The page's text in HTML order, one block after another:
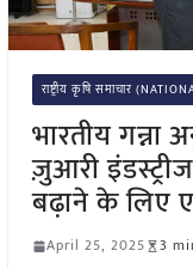
राष्ट्रीय कृषि समाचार
भारतीय
ज़ुआरी
बढ़ाने के लिए
April 25, 2025 3